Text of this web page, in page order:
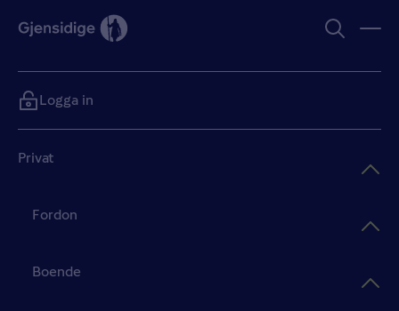
Privat
Fordon
Boende
Logga in